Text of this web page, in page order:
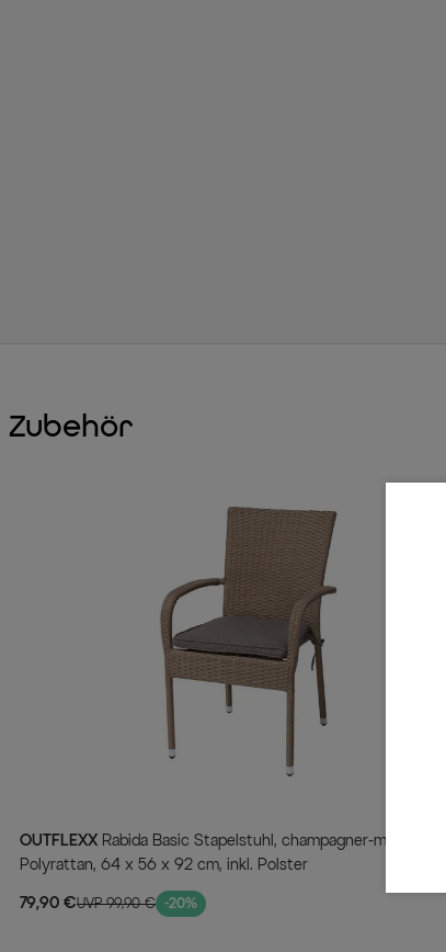
Zubehör
OUTFLEXX
Polyrattan, 64 x 56 x 92 cm, inkl. Polster
79,90 €UVP 99,90 € -20%